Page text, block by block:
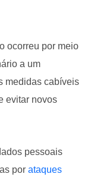
ocorreu por meio
a um
medidas cabíveis
evitar novos
pessoais
por ataques